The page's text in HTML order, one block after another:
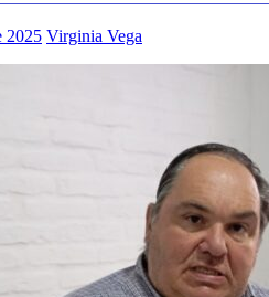
2025 Virginia Vega